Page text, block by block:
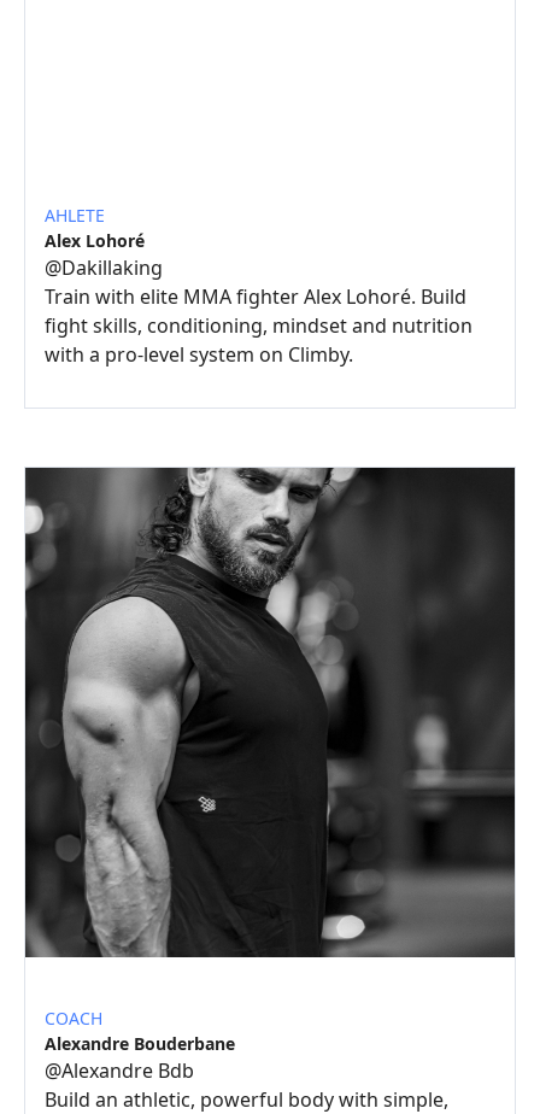
AHLETE
Alex Lohoré
@Dakillaking
Train with elite MMA fighter Alex Lohoré. Build
fight skills, conditioning, mindset and nutrition
with a pro-level system on Climby.
COACH
Alexandre Bouderbane
@Alexandre Bdb
Build an athletic, powerful body with simple,